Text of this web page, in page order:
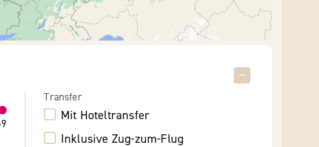
Transfer
Mit Hoteltransfer
Inklusive Zug-zum-Flug